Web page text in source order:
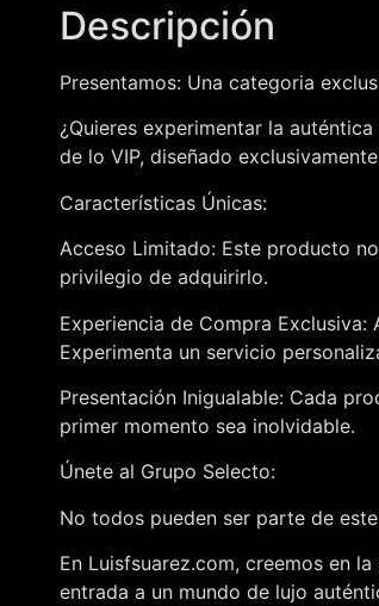
Descripción
Presentamos: Una categoria
¿Quieres experimentar la
de lo VIP, diseñado
Características Únicas:
Acceso Limitado: Este producto
privilegio de adquirirlo.
Experiencia de Compra
Experimenta un servicio
Presentación Inigualable: Cada
primer momento sea inolvidable.
Únete al Grupo Selecto:
No todos pueden ser parte de
En Luisfsuarez.com, creemos en
entrada a un mundo de lujo